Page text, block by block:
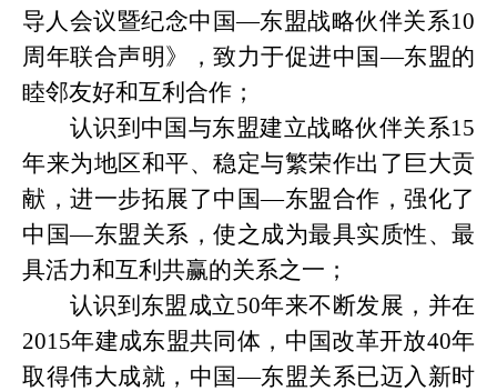
导人会议暨纪念中国—东盟战略伙伴关系10
周年联合声明》，致力于促进中国—东盟的
睦邻友好和互利合作；
认识到中国与东盟建立战略伙伴关系15
年来为地区和平、稳定与繁荣作出了巨大贡
献，进一步拓展了中国—东盟合作，强化了
中国—东盟关系，使之成为最具实质性、最
具活力和互利共赢的关系之一；
认识到东盟成立50年来不断发展，并在
2015年建成东盟共同体，中国改革开放40年
取得伟大成就，中国—东盟关系已迈入新时